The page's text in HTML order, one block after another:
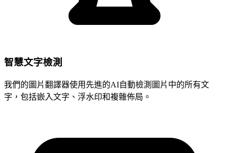
智慧文字檢測
我們的圖片翻譯器使用先進的AI自動檢測圖片中的所有文
字，包括嵌入文字、浮水印和複雜佈局。